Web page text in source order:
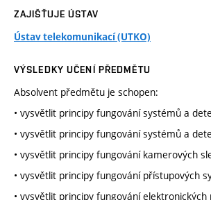
ZAJIŠŤUJE ÚSTAV
Ústav telekomunikací (UTKO)
VÝSLEDKY UČENÍ PŘEDMĚTU
Absolvent předmětu je schopen:
• vysvětlit principy fungování systémů a
• vysvětlit principy fungování systémů a
• vysvětlit principy fungování kamerových
• vysvětlit principy fungování přístupových
• vysvětlit principy fungování elektronických